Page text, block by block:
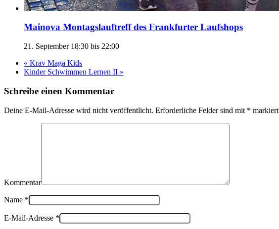
Mainova Montagslauftreff des Frankfurter Laufshops
21. September 18:30 bis 22:00
« Krav Maga Kids
Kinder Schwimmen Lernen II »
Schreibe einen Kommentar
Deine E-Mail-Adresse wird nicht veröffentlicht. Erforderliche Felder sind mit * markiert
Kommentar
Name *
E-Mail-Adresse *